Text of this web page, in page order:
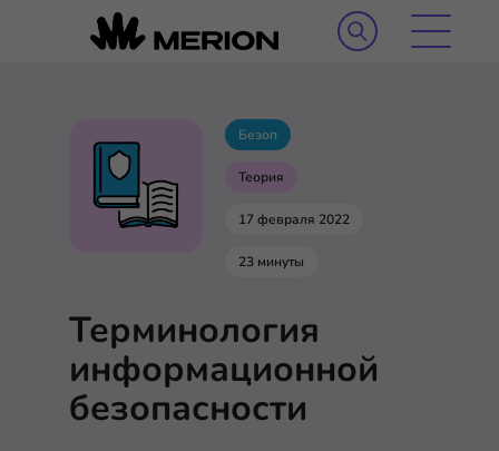
Безоп
Теория
17 февраля 2022
23 минуты
Терминология
информационной
безопасности